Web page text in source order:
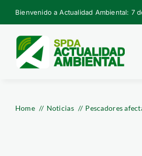
Skip
to
content
Bienvenido a Actualidad Ambiental: 7
Home Noticias Pescadores